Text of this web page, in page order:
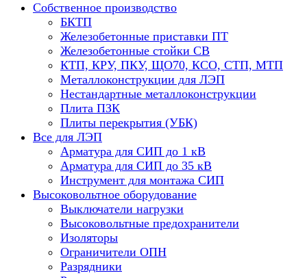
Собственное производство
БКТП
Железобетонные приставки ПТ
Железобетонные стойки СВ
КТП, КРУ, ПКУ, ЩО70, КСО, СТП, МТП
Металлоконструкции для ЛЭП
Нестандартные металлоконструкции
Плита ПЗК
Плиты перекрытия (УБК)
Все для ЛЭП
Арматура для СИП до 1 кВ
Арматура для СИП до 35 кВ
Инструмент для монтажа СИП
Высоковольтное оборудование
Выключатели нагрузки
Высоковольтные предохранители
Изоляторы
Ограничители ОПН
Разрядники